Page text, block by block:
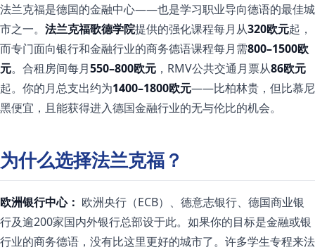
法兰克福是德国的金融中心——也是学习职业导向德语的最佳城
市之一。 法兰克福歌德学院提供的强化课程每月从320欧元起，
而专门面向银行和金融行业的商务德语课程每月需800–1500欧
元。合租房间每月550–800欧元 ，RMV公共交通月票从86欧元
起。你的月总支出约为1400–1800欧元——比柏林贵，但比慕尼
黑便宜，且能获得进入德国金融行业的无与伦比的机会。
为什么选择法兰克福？
欧洲银行中心： 欧洲央行（ECB）、德意志银行、德国商业银
行及逾200家国内外银行总部设于此。如果你的目标是金融或银
行业的商务德语，没有比这里更好的城市了。许多学生专程来法